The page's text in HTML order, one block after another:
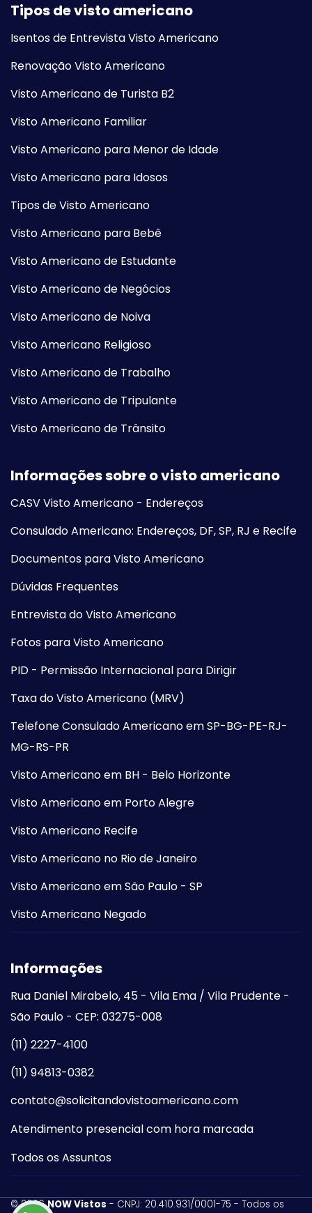
Tipos de visto americano
Isentos de Entrevista Visto Americano
Renovação Visto Americano
Visto Americano de Turista B2
Visto Americano Familiar
Visto Americano para Menor de Idade
Visto Americano para Idosos
Tipos de Visto Americano
Visto Americano para Bebê
Visto Americano de Estudante
Visto Americano de Negócios
Visto Americano de Noiva
Visto Americano Religioso
Visto Americano de Trabalho
Visto Americano de Tripulante
Visto Americano de Trânsito
Informações sobre o visto americano
CASV Visto Americano - Endereços
Consulado Americano: Endereços, DF, SP, RJ e Recife
Documentos para Visto Americano
Dúvidas Frequentes
Entrevista do Visto Americano
Fotos para Visto Americano
PID - Permissão Internacional para Dirigir
Taxa do Visto Americano (MRV)
Telefone Consulado Americano em SP-BG-PE-RJ-
MG-RS-PR
Visto Americano em BH - Belo Horizonte
Visto Americano em Porto Alegre
Visto Americano Recife
Visto Americano no Rio de Janeiro
Visto Americano em São Paulo - SP
Visto Americano Negado
Informações
Rua Daniel Mirabelo, 45 - Vila Ema / Vila Prudente -
São Paulo - CEP: 03275-008
(11) 2227-4100
(11) 94813-0382
contato@solicitandovistoamericano.com
Atendimento presencial com hora marcada
Todos os Assuntos
©2026 NOW Vistos - CNPJ: 20.410.931/0001-75 - Todos os